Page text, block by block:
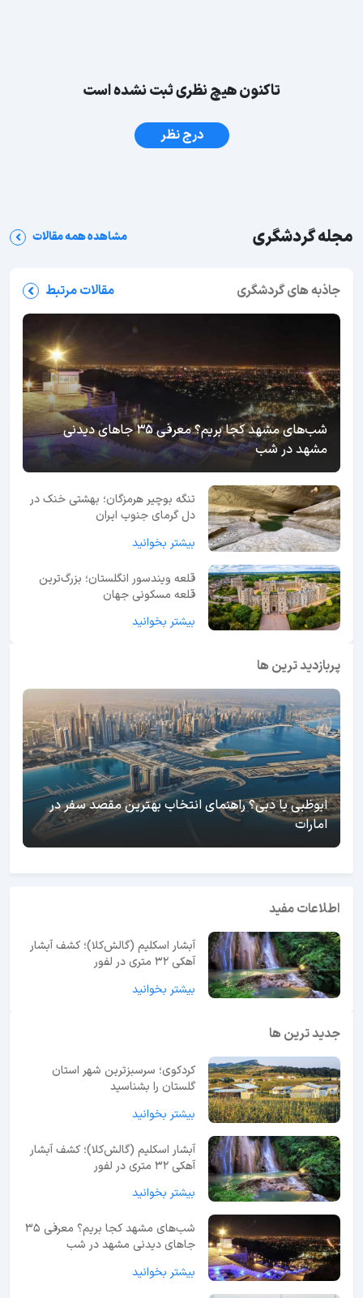
تاکنون هیچ نظری ثبت نشده است
درج نظر
مجله گردشگری مشاهده همه مقالات
جاذبه های گردشگری مقالات مرتبط
شب‌های مشهد کجا بریم؟ معرفی 35 جاهای دیدنی
مشهد در شب
تنگه بوچیر هرمزگان؛ بهشتی خنک در
دل گرمای جنوب ایران
بیشتر بخوانید
قلعه ویندسور انگلستان؛ بزرگ‌ترین
قلعه مسکونی جهان
بیشتر بخوانید
پربازدید ترین ها
ابوظبی یا دبی؟ راهنمای انتخاب بهترین مقصد سفر در
امارات
اطلاعات مفید
آبشار اسکلیم (گالش‌کلا)؛ کشف آبشار
آهکی ۳۲ متری در لفور
بیشتر بخوانید
جدید ترین ها
کردکوی؛ سرسبزترین شهر استان
گلستان را بشناسید
بیشتر بخوانید
آبشار اسکلیم (گالش‌کلا)؛ کشف آبشار
آهکی ۳۲ متری در لفور
بیشتر بخوانید
شب‌های مشهد کجا بریم؟ معرفی 35
جاهای دیدنی مشهد در شب
بیشتر بخوانید